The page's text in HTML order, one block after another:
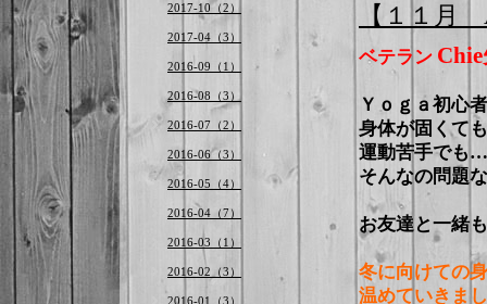
【１１月
ベテラン
Ｙｏｇａ初心
身体が固くて
運動苦手でも…
そんなの問題
お友達と一緒
冬に向けての
温めていきま
2017-10（2）
2017-04（3）
2016-09（1）
2016-08（3）
2016-07（2）
2016-06（3）
2016-05（4）
2016-04（7）
2016-03（1）
2016-02（3）
2016-01（3）